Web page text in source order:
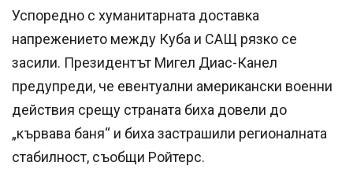
Успоредно с хуманитарната доставка
напрежението между Куба и САЩ рязко се
засили. Президентът Мигел Диас-Канел
предупреди, че евентуални американски военни
действия срещу страната биха довели до
„кървава баня“ и биха застрашили регионалната
стабилност, съобщи Ройтерс.